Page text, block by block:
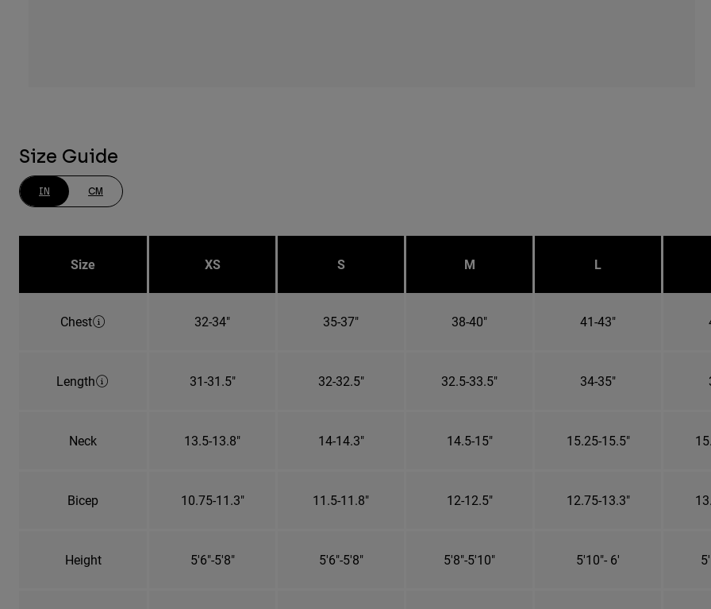
Size Guide
IN CM
Size XS S M L
Chest 32-34" 35-37" 38-40" 41-43"
Length 31-31.5" 32-32.5" 32.5-33.5" 34-35"
Neck 13.5-13.8" 14-14.3" 14.5-15" 15.25-15.5"
Bicep 10.75-11.3" 11.5-11.8" 12-12.5" 12.75-13.3"
Height 5'6"-5'8" 5'6"-5'8" 5'8"-5'10" 5'10"- 6'